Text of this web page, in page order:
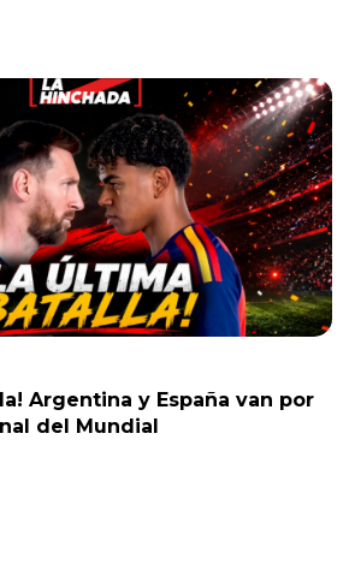
Argentina y España van por
del Mundial